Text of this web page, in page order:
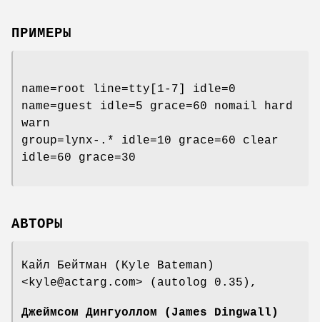
ПРИМЕРЫ
name=root line=tty[1-7] idle=0
name=guest idle=5 grace=60 nomail hard
warn
group=lynx-.* idle=10 grace=60 clear
idle=60 grace=30
АВТОРЫ
Кайл Бейтман (Kyle Bateman)
<kyle@actarg.com> (autolog 0.35),
Джеймсом Дингуоллом (James Dingwall)